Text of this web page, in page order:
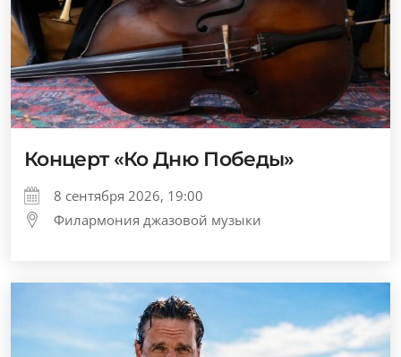
Концерт «Ко Дню Победы»
8 сентября 2026, 19:00
Филармония джазовой музыки